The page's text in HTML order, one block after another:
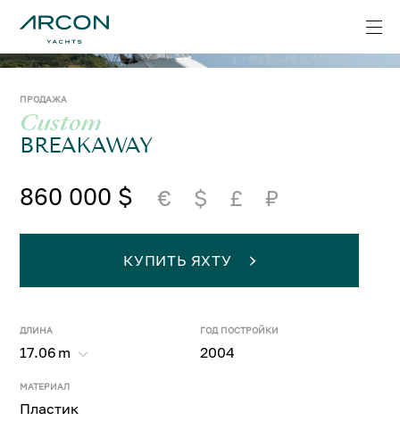
ПРОДАЖА
Custom
BREAKAWAY
860 000 $ € $ £ ₽
ДЛИНА
17.06 m
ГОД ПОСТРОЙКИ
2004
МАТЕРИАЛ
Пластик
КУПИТЬ ЯХТУ